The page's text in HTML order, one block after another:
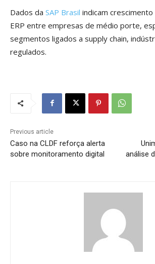
Dados da SAP Brasil indicam
ERP entre empresas de médio porte,
segmentos ligados a supply chain,
regulados.
Previous article
Caso na CLDF reforça alerta
sobre monitoramento digital
análise